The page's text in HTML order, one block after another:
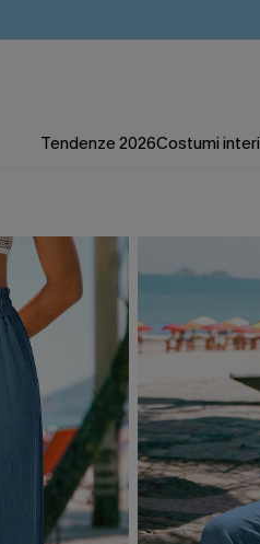
Tendenze 2026Costumi interi